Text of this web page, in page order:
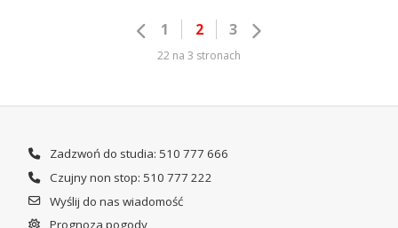
1 2 3
22 na 3 stronach
Zadzwoń do studia: 510 777 666
Czujny non stop: 510 777 222
Wyślij do nas wiadomość
Prognoza pogody